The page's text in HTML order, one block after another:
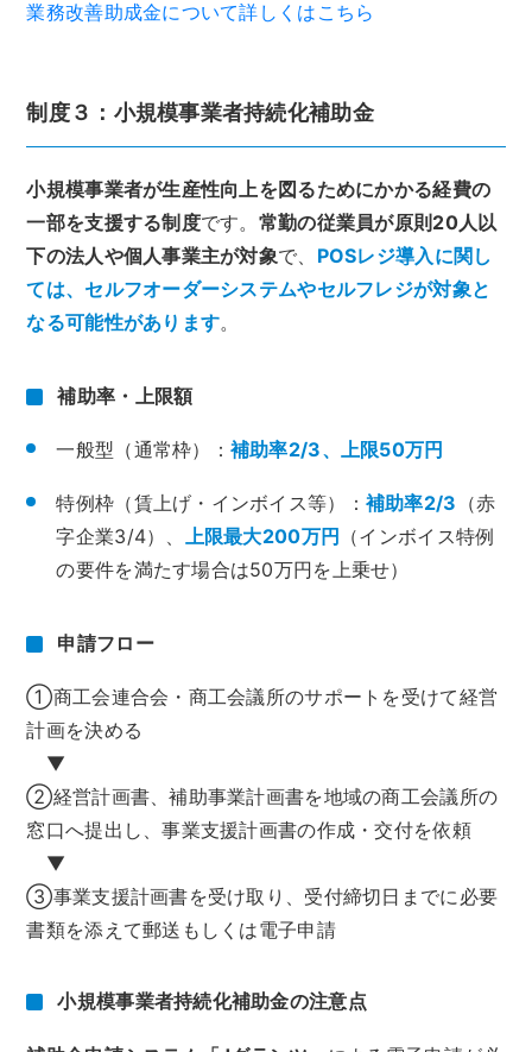
業務改善助成金について詳しくはこちら
制度３：小規模事業者持続化補助金
小規模事業者が生産性向上を図るためにかかる経費の
一部を支援する制度です。 常勤の従業員が原則20人以
下の法人や個人事業主が対象で、 POSレジ導入に関し
ては、セルフオーダーシステムやセルフレジが対象と
なる可能性があります。
補助率・上限額
一般型（通常枠）： 補助率2/3、上限50万円
特例枠（賃上げ・インボイス等）： 補助率2/3 （赤
字企業3/4）、
上限最大200万円 （インボイス特例
の要件を満たす場合は50万円を上乗せ）
申請フロー
①商工会連合会・商工会議所のサポートを受けて経営
計画を決める
▼
②経営計画書、補助事業計画書を地域の商工会議所の
窓口へ提出し、事業支援計画書の作成・交付を依頼
▼
③事業支援計画書を受け取り、受付締切日までに必要
書類を添えて郵送もしくは電子申請
小規模事業者持続化補助金の注意点